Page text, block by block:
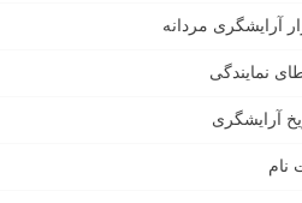
آرایشگری مردانه
نمایندگی
آرایشگری
نام